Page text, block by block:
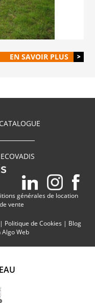
EN SAVOIR PLUS
générales de location
vente
| Politique de Cookies | Blog
Web